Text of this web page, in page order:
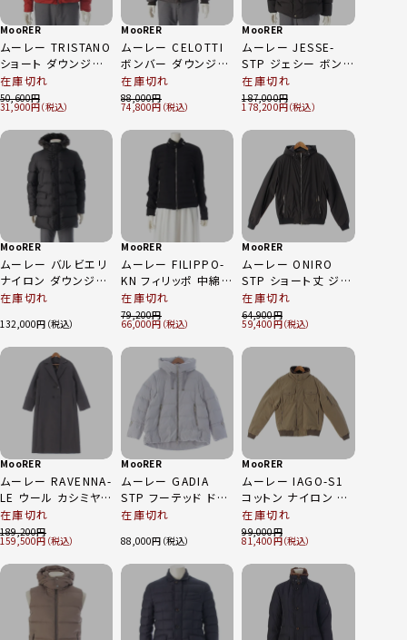
MooRER
ムーレー TRISTANO
ショート ダウンジャ
ケット アウター レッ
ド 46
在庫切れ
50,600
31,900
MooRER
ムーレー CELOTTI
ボンバー ダウンジャ
ケット アウター ブラ
ック 52
在庫切れ
88,000
74,800
MooRER
ムーレー JESSE-
STP ジェシー ボンバ
ー ダウンジャケット
アウター ブラック 48
在庫切れ
187,000
178,200
MooRER
ムーレー バルビエリ
ナイロン ダウンジャ
ケット BARBIERI‐
在庫切れ
132,000
MooRER
ムーレー FILIPPO-
KN フィリッポ 中綿
ジップアップ ブルゾ
ン ジャケット アウタ
ー NERO ブラック
46
在庫切れ
79,200
66,000
MooRER
ムーレー ONIRO
STP ショート丈 ジッ
プアップ ダウンジャ
ケット パーカー アウ
ター ブラック 50
在庫切れ
64,900
59,400
MooRER
ムーレー RAVENNA-
LE ウール カシミヤ
長袖 ロング ダウンコ
ート 81112 グレー
40
在庫切れ
189,200
159,500
MooRER
ムーレー GADIA
STP フーテッド ドロ
ーストリング ダウン
グレー 44
在庫切れ
88,000
MooRER
ムーレー IAGO-S1
コットン ナイロン ダ
ウンジャケット ブル
ゾン アウター ベージ
ュ 50
在庫切れ
99,000
81,400